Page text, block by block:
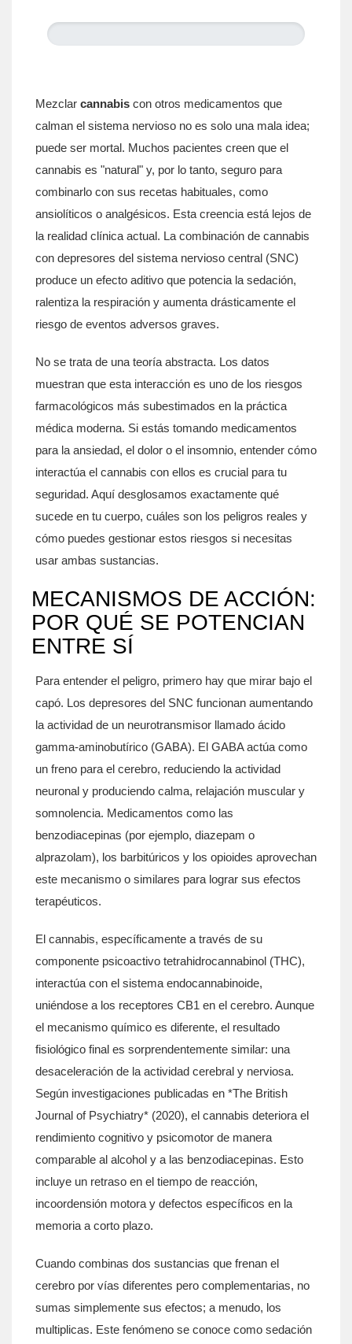
Mezclar cannabis con otros medicamentos que
calman el sistema nervioso no es solo una mala idea;
puede ser mortal. Muchos pacientes creen que el
cannabis es "natural" y, por lo tanto, seguro para
combinarlo con sus recetas habituales, como
ansiolíticos o analgésicos. Esta creencia está lejos de
la realidad clínica actual. La combinación de cannabis
con depresores del sistema nervioso central (SNC)
produce un efecto aditivo que potencia la sedación,
ralentiza la respiración y aumenta drásticamente el
riesgo de eventos adversos graves.
No se trata de una teoría abstracta. Los datos
muestran que esta interacción es uno de los riesgos
farmacológicos más subestimados en la práctica
médica moderna. Si estás tomando medicamentos
para la ansiedad, el dolor o el insomnio, entender cómo
interactúa el cannabis con ellos es crucial para tu
seguridad. Aquí desglosamos exactamente qué
sucede en tu cuerpo, cuáles son los peligros reales y
cómo puedes gestionar estos riesgos si necesitas
usar ambas sustancias.
MECANISMOS DE ACCIÓN:
POR QUÉ SE POTENCIAN
ENTRE SÍ
Para entender el peligro, primero hay que mirar bajo el
capó. Los depresores del SNC funcionan aumentando
la actividad de un neurotransmisor llamado ácido
gamma-aminobutírico (GABA). El GABA actúa como
un freno para el cerebro, reduciendo la actividad
neuronal y produciendo calma, relajación muscular y
somnolencia. Medicamentos como las
benzodiacepinas (por ejemplo, diazepam o
alprazolam), los barbitúricos y los opioides aprovechan
este mecanismo o similares para lograr sus efectos
terapéuticos.
El cannabis, específicamente a través de su
componente psicoactivo tetrahidrocannabinol (THC),
interactúa con el sistema endocannabinoide,
uniéndose a los receptores CB1 en el cerebro. Aunque
el mecanismo químico es diferente, el resultado
fisiológico final es sorprendentemente similar: una
desaceleración de la actividad cerebral y nerviosa.
Según investigaciones publicadas en *The British
Journal of Psychiatry* (2020), el cannabis deteriora el
rendimiento cognitivo y psicomotor de manera
comparable al alcohol y a las benzodiacepinas. Esto
incluye un retraso en el tiempo de reacción,
incoordensión motora y defectos específicos en la
memoria a corto plazo.
Cuando combinas dos sustancias que frenan el
cerebro por vías diferentes pero complementarias, no
sumas simplemente sus efectos; a menudo, los
multiplicas. Este fenómeno se conoce como sedación